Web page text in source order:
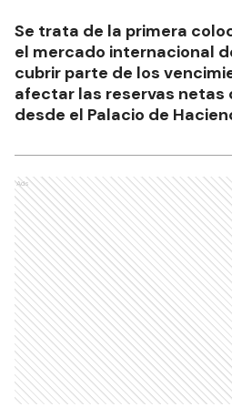
Se trata de la primera
el mercado internacional
cubrir parte de los
afectar las reservas netas
desde el Palacio de
Ads